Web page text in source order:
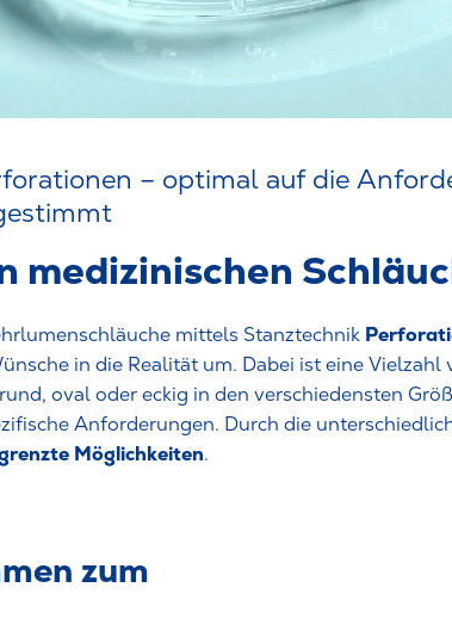
– optimal auf die
medizinischen
mittels Stanztechnik
in die Realität um. Dabei ist eine Vielzahl
oval oder eckig in den verschiedensten
Anforderungen. Durch die
Möglichkeiten.
zum